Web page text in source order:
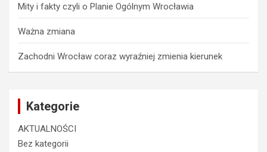
Mity i fakty czyli o Planie Ogólnym Wrocławia
Ważna zmiana
Zachodni Wrocław coraz wyraźniej zmienia kierunek
Kategorie
AKTUALNOŚCI
Bez kategorii